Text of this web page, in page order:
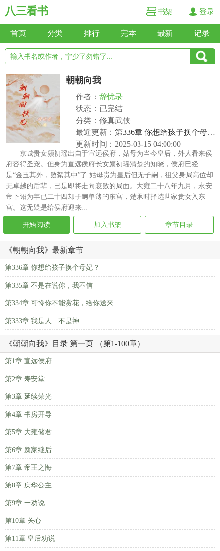
八三看书 书架 登录
首页 分类 排行 完本 最新 记录
朝朝向我
作者： 辞忧录
状态：已完结
分类：修真武侠
最近更新： 第336章 你想给孩子换个母妃？
更新时间：2025-03-15 04:00:00
京城贵女颜初瑶出自于宣远侯府，姑母为当今皇后，外人看来侯
府容得圣宠。但身为宣远侯府长女颜初瑶清楚的知晓，侯府已经
是“金玉其外，败絮其中”了:姑母贵为皇后但无子嗣，祖父身局高位却
无卓越的后辈，已是即将走向衰败的局面。大雍二十八年九月，永安
帝下诏为年已二十四却子嗣单薄的东宫，楚承时择选世家贵女入东
宫。这无疑是给侯府迎来...
开始阅读 加入书架 章节目录
《朝朝向我》最新章节
第336章 你想给孩子换个母妃？
第335章 不是在说你，我不信
第334章 可怜你不能赏花，给你送来
第333章 我是人，不是神
《朝朝向我》目录 第一页 （第1-100章）
第1章 宣远侯府
第2章 寿安堂
第3章 延续荣光
第4章 书房开导
第5章 大雍储君
第6章 颜家继后
第7章 帝王之悔
第8章 庆华公主
第9章 一劝说
第10章 关心
第11章 皇后劝说